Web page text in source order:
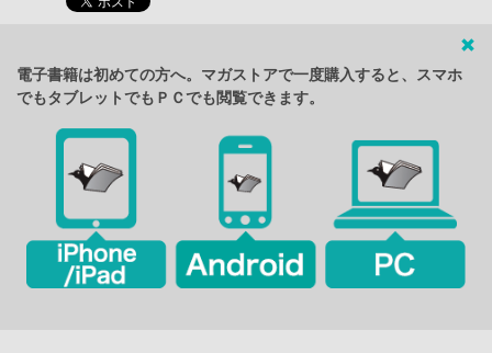
電子書籍は初めての方へ。マガストアで一度購入すると、スマホ
でもタブレットでもＰＣでも閲覧できます。